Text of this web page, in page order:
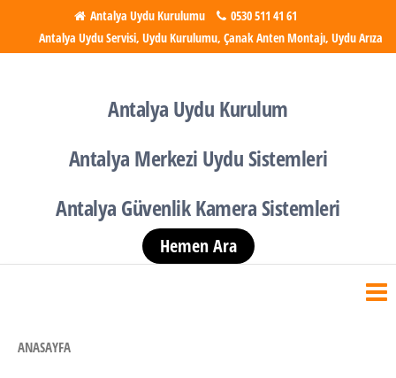
atla
Antalya Uydu Kurulumu
0530 511 41 61
Antalya Uydu Servisi, Uydu Kurulumu, Çanak Anten Montajı, Uydu Arıza
Antalya Uydu Kurulum
Antalya Merkezi Uydu Sistemleri
Antalya Güvenlik Kamera Sistemleri
Hemen Ara
ANASAYFA